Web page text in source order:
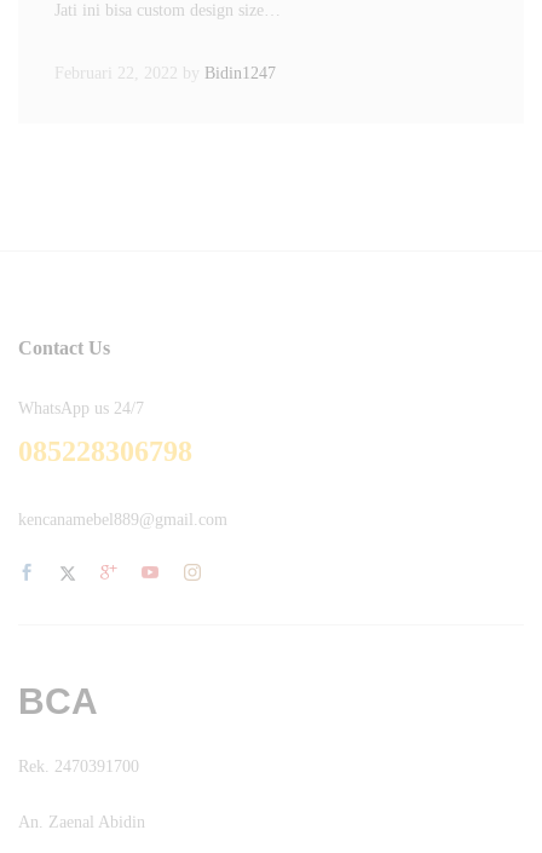
Jati ini bisa custom design size…
Februari 22, 2022 by Bidin1247
Contact Us
WhatsApp us 24/7
085228306798
kencanamebel889@gmail.com
BCA
Rek. 2470391700
An. Zaenal Abidin